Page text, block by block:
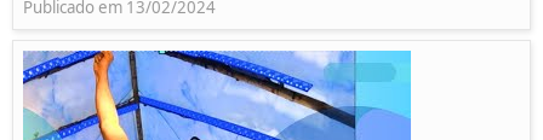
Publicado em 13/02/2024